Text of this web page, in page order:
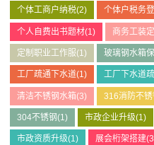
个体工商户纳税(2) 个体户税务
个人自费出书题材(1) 商务工装
定制职业工作服(1) 玻璃钢水箱
工厂疏通下水道(1) 工厂下水道
清洁不锈钢水箱(3) 316消防不
304不锈钢(1) 市政企业升级(1)
市政资质升级(1) 展会桁架搭建